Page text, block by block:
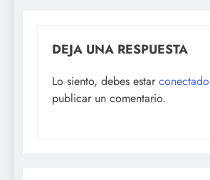
DEJA UNA RESPUESTA
Lo siento, debes estar conectado
publicar un comentario.